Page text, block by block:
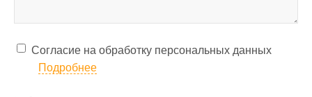
Согласие на обработку персональных данных
Подробнее